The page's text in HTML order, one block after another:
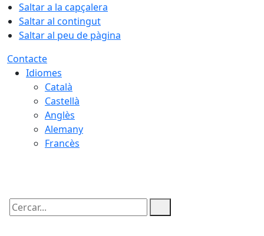
Saltar a la capçalera
Saltar al contingut
Saltar al peu de pàgina
Contacte
Idiomes
Català
Castellà
Anglès
Alemany
Francès
Cercar: